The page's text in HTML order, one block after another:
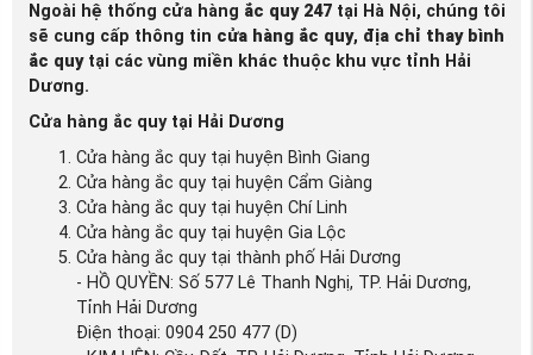
Ngoài hệ thống cửa hàng ắc quy 247tại Hà Nội, chúng tôi
sẽ cung cấp thông tin cửa hàng ắc quy, địa chỉ thay bình
ắc quytại các vùng miền khác thuộc khu vực tỉnh Hải
Dương.
Cửa hàng ắc quy tại Hải Dương
Cửa hàng ắc quy tại huyện Bình Giang
Cửa hàng ắc quy tại huyện Cẩm Giàng
Cửa hàng ắc quy tại huyện Chí Linh
Cửa hàng ắc quy tại huyện Gia Lộc
Cửa hàng ắc quy tại thành phố Hải Dương
- HỒ QUYỀN: Số 577 Lê Thanh Nghị, TP. Hải Dương,
Tỉnh Hải Dương
Điện thoại: 0904 250 477 (D)